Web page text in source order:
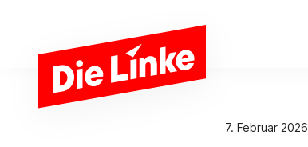
7. Februar 2026